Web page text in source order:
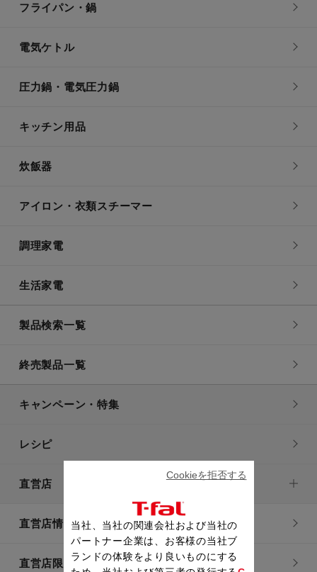
フライパン・鍋
電気ケトル
圧力鍋・電気圧力鍋
キッチン用品
炊飯器
アイロン・衣類スチーマー
調理家電
生活家電
製品検索一覧
終売製品一覧
キャンペーン・特集
レシピ
直営店
直営店情報
直営店限定製品一覧
当社、当社の関連会社および当社の
パートナー企業は、お客様の当社ブ
ランドの体験をより良いものにする
Cookieを拒否する